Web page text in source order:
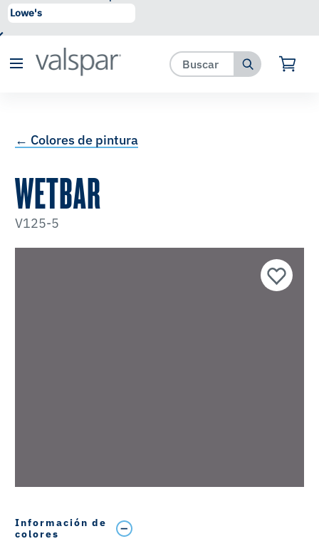
se ha agregado a favoritos.
← Colores de pintura
WETBAR
V125-5
Información de
colores